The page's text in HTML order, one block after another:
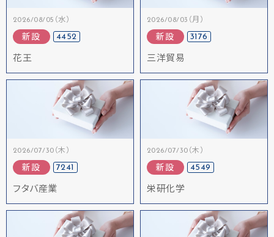
2026/08/05（水）
新設 4452
花王
2026/08/03（月）
新設 3176
三洋貿易
2026/07/30（木）
新設 7241
フタバ産業
2026/07/30（木）
新設 4549
栄研化学